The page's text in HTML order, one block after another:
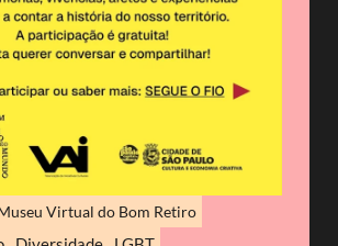
Virtual do Bom Retiro